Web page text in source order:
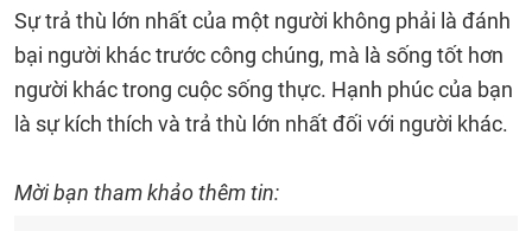
Sự trả thù lớn nhất của một người không phải là đánh
bại người khác trước công chúng, mà là sống tốt hơn
người khác trong cuộc sống thực. Hạnh phúc của bạn
là sự kích thích và trả thù lớn nhất đối với người khác.
Mời bạn tham khảo thêm tin: